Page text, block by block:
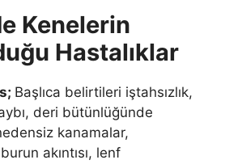
Kenelerin
Hastalıklar
Başlıca belirtileri iştahsızlık,
deri bütünlüğünde
kanamalar,
akıntısı, lenf